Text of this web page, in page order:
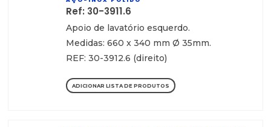
Ref: 30-3911.6
Apoio de lavatório esquerdo.
Medidas: 660 x 340 mm Ø 35mm.
REF: 30-3912.6 (direito)
ADICIONAR LISTA DE PRODUTOS